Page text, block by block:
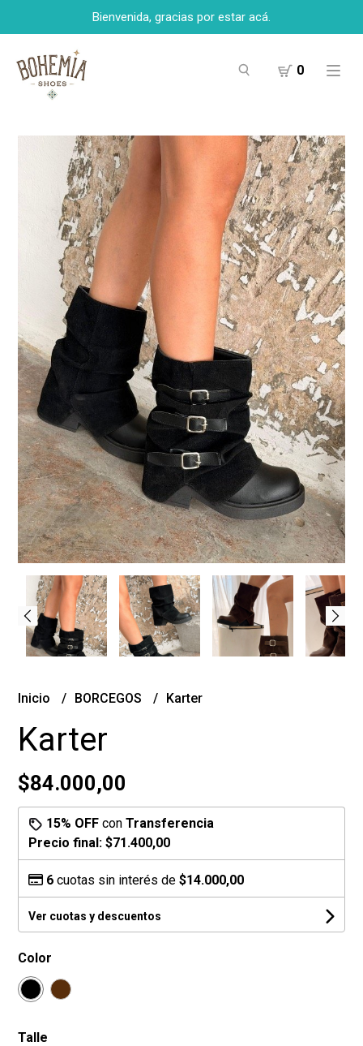
Bienvenida, gracias por estar acá.
0
Inicio BORCEGOS Karter
Karter
$84.000,00
15% OFF conTransferencia
Precio final:$71.400,00
6 cuotas sin interés de$14.000,00
Ver cuotas y descuentos
Color
Talle